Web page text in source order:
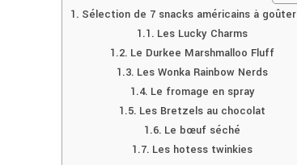
Sélection de 7 snacks américains à goûter
Les Lucky Charms
Le Durkee Marshmalloo Fluff
Les Wonka Rainbow Nerds
Le fromage en spray
Les Bretzels au chocolat
Le bœuf séché
Les hotess twinkies